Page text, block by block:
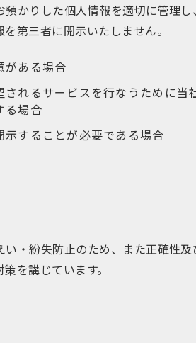
預かりした個人情報を適切に管理
第三者に開示いたしません。
がある場合
されるサービスを行なうために当
る場合
示することが必要である場合
・紛失防止のため、また正確性及
を講じています。